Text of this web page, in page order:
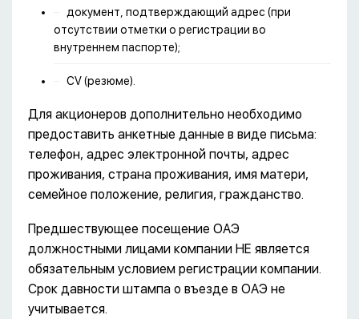
документ, подтверждающий адрес (при
отсутствии отметки о регистрации во
внутреннем паспорте);
CV (резюме).
Для акционеров дополнительно необходимо
предоставить анкетные данные в виде письма:
телефон, адрес электронной почты, адрес
проживания, страна проживания, имя матери,
семейное положение, религия, гражданство.
Предшествующее посещение ОАЭ
должностными лицами компании НЕ является
обязательным условием регистрации компании.
Срок давности штампа о въезде в ОАЭ не
учитывается.